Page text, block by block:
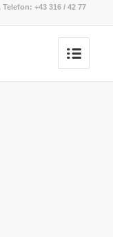
+43 316 / 42 77